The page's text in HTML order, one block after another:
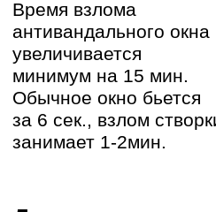
+7
+7 473 229 90 62